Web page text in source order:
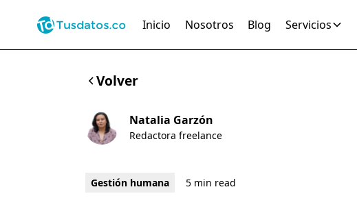
Inicio Nosotros Blog Servicios
Volver
Natalia Garzón
Redactora freelance
Gestión humana 5 min read